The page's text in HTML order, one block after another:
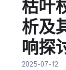
枯叶
析及
响探
2025-07-12